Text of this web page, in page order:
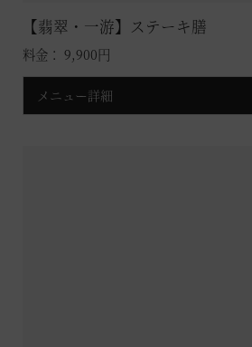
【翡翠・一游】ステーキ膳
料金： 9,900円
メニュー詳細